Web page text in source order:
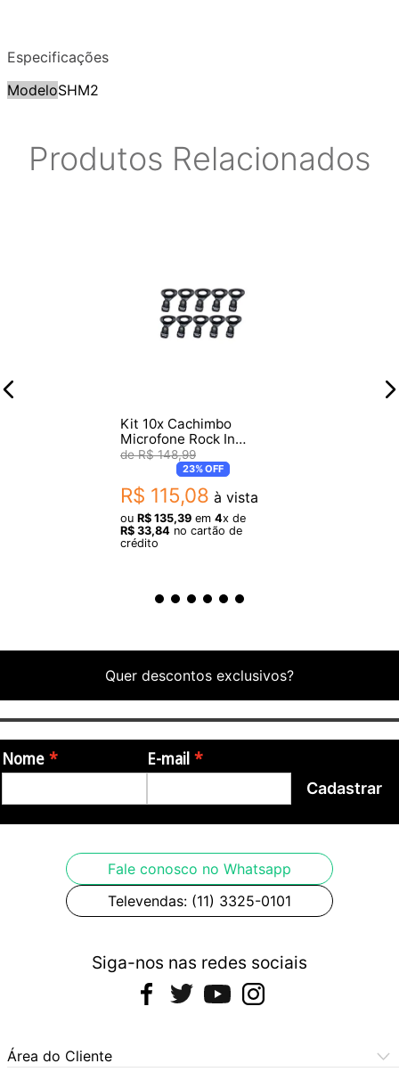
- 1 Suporte Antiestático Microfone CSR SHM 2
Especificações
ModeloSHM2
Produtos Relacionados
Kit 10x Cachimbo
Microfone Rock In
De031
R$ 148,99
23%OFF
R$ 115,08 à vista
ou R$ 135,39 em 4x de
R$ 33,84 no cartão de
crédito
Quer descontos exclusivos?
Nome E-mail
Cadastrar
Fale conosco no Whatsapp
Televendas: (11) 3325-0101
Siga-nos nas redes sociais
Área do Cliente